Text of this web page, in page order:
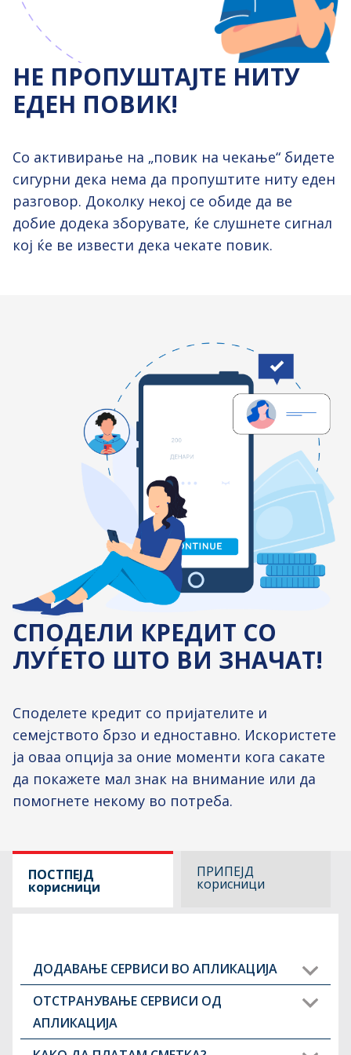
НЕ ПРОПУШТАЈТЕ НИТУ
ЕДЕН ПОВИК!
Со активирање на „повик на чекање“ бидете
сигурни дека нема да пропуштите ниту еден
разговор. Доколку некој се обиде да ве
добие додека зборувате, ќе слушнете сигнал
кој ќе ве извести дека чекате повик.
СПОДЕЛИ КРЕДИТ СО
ЛУЃЕТО ШТО ВИ ЗНАЧАТ!
Споделете кредит со пријателите и
семејството брзо и едноставно. Искористете
ја оваа опција за оние моменти кога сакате
да покажете мал знак на внимание или да
помогнете некому во потреба.
ПОСТПЕЈД
корисници
ПРИПЕЈД
корисници
ДОДАВАЊЕ СЕРВИСИ ВО АПЛИКАЦИЈА
За додавање нов сервис во апликација
на почетниот екран „Управување со
налози“, кликнете на копчето „ДОДАЈТЕ
ОТСТРАНУВАЊЕ СЕРВИСИ ОД
АПЛИКАЦИЈА
Отстранувањето сервис што повеќе не